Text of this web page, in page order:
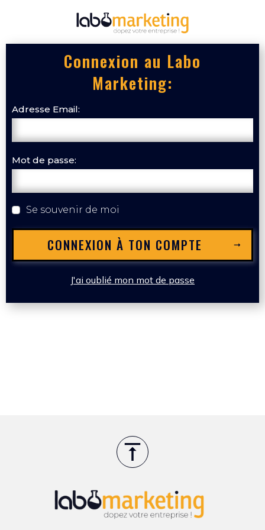
Connexion au Labo
Marketing:
Adresse Email:
Mot de passe:
Se souvenir de moi
CONNEXION À TON COMPTE
J'ai oublié mon mot de passe